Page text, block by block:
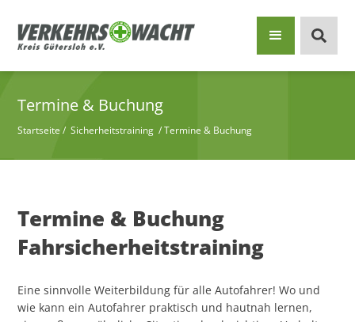
Termine & Buchung
Startseite / Sicherheitstraining / Termine & Buchung
Termine & Buchung
Fahrsicherheitstraining
Eine sinnvolle Weiterbildung für alle Autofahrer! Wo und
wie kann ein Autofahrer praktisch und hautnah lernen,